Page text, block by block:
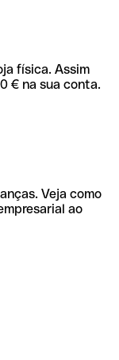
física. Assim
€ na sua conta.
Veja como
ao